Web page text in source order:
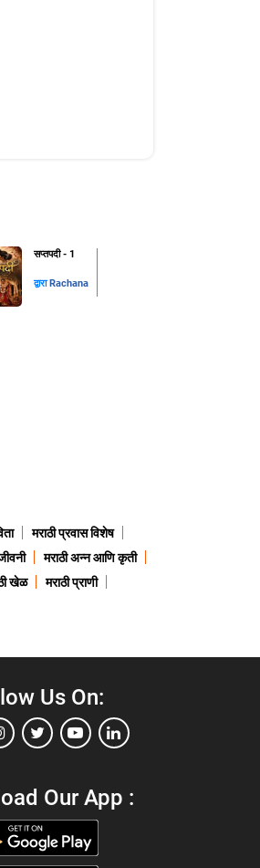
सप्तपदी - 1
द्वारा Rachana
मराठी प्रवास विशेष
मराठी अन्न आणि कृती
खेळ
मराठी प्राणी
Us On:
Our App :